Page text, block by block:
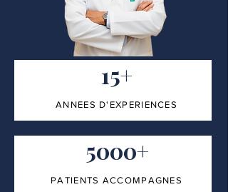
15+
ANNEES D'EXPERIENCES
5000+
PATIENTS ACCOMPAGNES